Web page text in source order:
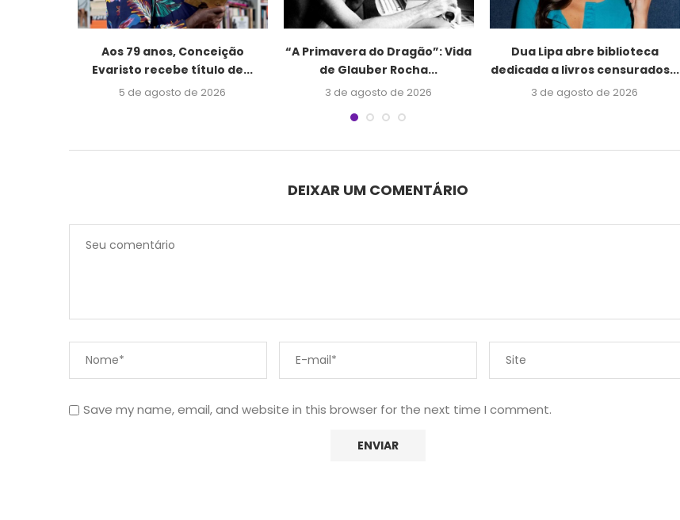
Aos 79 anos, Conceição
Evaristo recebe título de...
5 de agosto de 2026
“A Primavera do Dragão”: Vida
de Glauber Rocha...
3 de agosto de 2026
Dua Lipa abre biblioteca
dedicada a livros censurados...
3 de agosto de 2026
DEIXAR UM COMENTÁRIO
Save my name, email, and website in this browser for the next time I comment.